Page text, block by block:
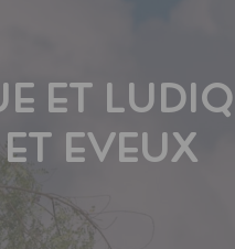
ET
ET EVEUX